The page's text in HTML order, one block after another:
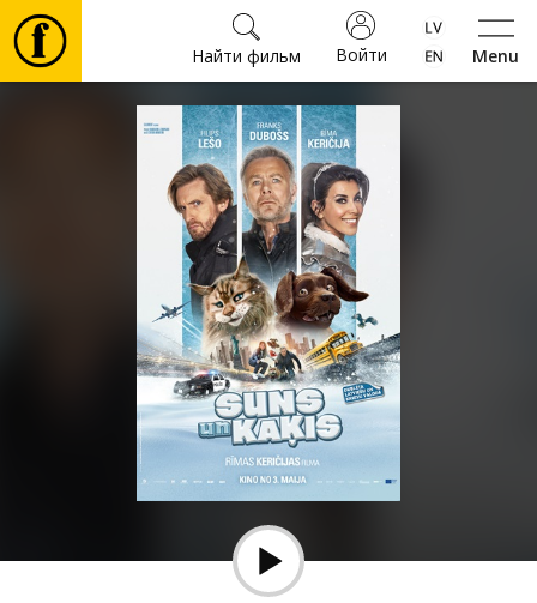
Menu
Войти
Найти фильм
Фильмы
Мероприятия
Новости
Подарки